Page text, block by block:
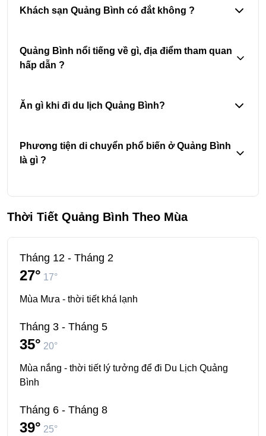
Khách sạn Quảng Bình có đắt không ?
Quảng Bình nổi tiếng về gì, địa điểm tham quan
hấp dẫn ?
Ăn gì khi đi du lịch Quảng Bình?
Phương tiện di chuyển phổ biến ở Quảng Bình
là gì ?
Thời Tiết Quảng Bình Theo Mùa
Tháng 12 - Tháng 2
27° 17°
Mùa Mưa - thời tiết khá lạnh
Tháng 3 - Tháng 5
35° 20°
Mùa nắng - thời tiết lý tưởng để đi Du Lịch Quảng
Bình
Tháng 6 - Tháng 8
39° 25°